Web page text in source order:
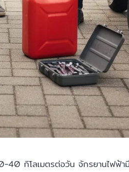
40 กิโลเมตรต่อวัน จักรยานไฟฟ้